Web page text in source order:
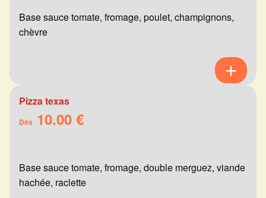
Base sauce tomate, fromage, poulet, champignons,
chèvre
Pizza texas
Dès 10.00 €
Base sauce tomate, fromage, double merguez, viande
hachée, raclette